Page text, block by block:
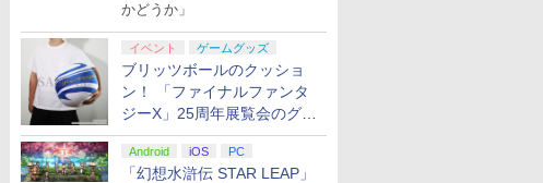
かどうか」
イベント ゲームグッズ
ブリッツボールのクッショ
ン！ 「ファイナルファンタ
ジーX」25周年展覧会のグッ
ズ情報が公開
Android iOS PC
「幻想水滸伝 STAR LEAP」